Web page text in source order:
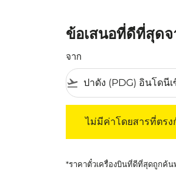
ข้อเสนอที่ดีที่สุดจ
จาก
flight_takeoff
ไม่มีค่าโดยสารที่ตร
*ราคาตั๋วเครื่องบินที่ดีที่สุดถูกค้